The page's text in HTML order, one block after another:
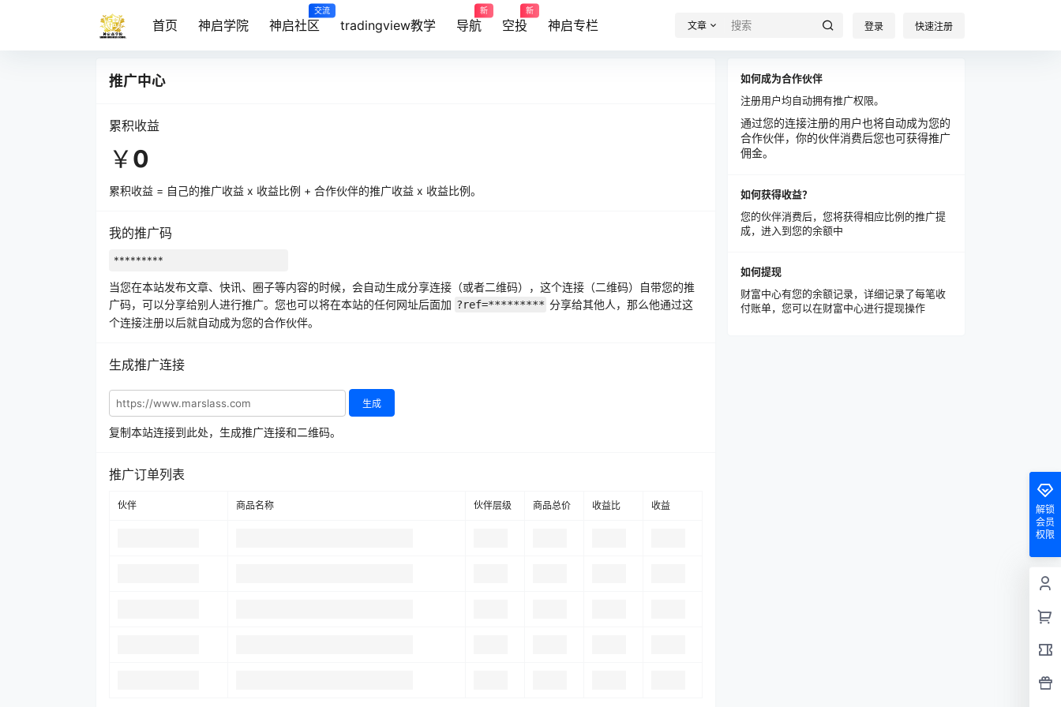
首页 神启学院 神启社区
交流
tradingview教学 导航
新
空投
新
神启专栏 文章 登录 快速注册
推广中心
累积收益
￥0
累积收益 = 自己的推广收益 x 收益比例 + 合作伙伴的推广收益 x 收益比例。
我的推广码
当您在本站发布文章、快讯、圈子等内容的时候，会自动生成分享连接（或者二维码），这个连接（二维码）自带您的推
广码，可以分享给别人进行推广。您也可以将在本站的任何网址后面加 ?ref=********* 分享给其他人，那么他通过这
个连接注册以后就自动成为您的合作伙伴。
生成推广连接
生成
复制本站连接到此处，生成推广连接和二维码。
推广订单列表
伙伴 商品名称 伙伴层级 商品总价 收益比 收益
如何成为合作伙伴
注册用户均自动拥有推广权限。
通过您的连接注册的用户也将自动成为您的
合作伙伴，你的伙伴消费后您也可获得推广
佣金。
如何获得收益？
您的伙伴消费后，您将获得相应比例的推广提
成，进入到您的余额中
如何提现
财富中心有您的余额记录，详细记录了每笔收
付账单，您可以在财富中心进行提现操作
解锁
会员
权限